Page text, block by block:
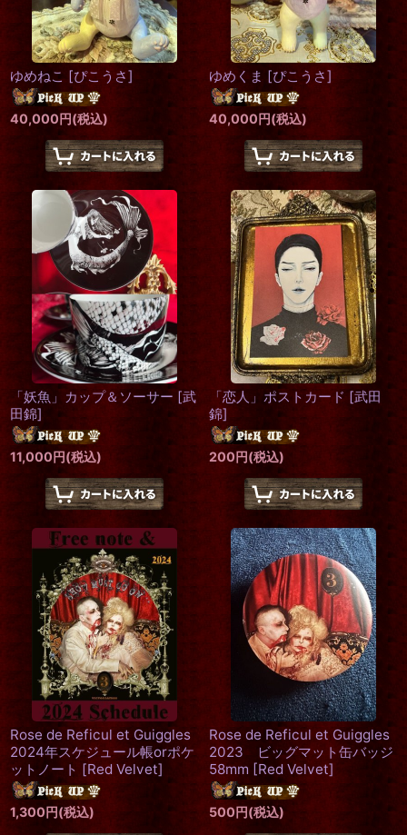
ゆめねこ [ぴこうさ]
40,000円(税込)
ゆめくま [ぴこうさ]
40,000円(税込)
「妖魚」カップ＆ソーサー [武
田錦]
11,000円(税込)
「恋人」ポストカード [武田
錦]
200円(税込)
Rose de Reficul et Guiggles
2024年スケジュール帳orポケ
ットノート [Red Velvet]
1,300円(税込)
Rose de Reficul et Guiggles
2023 ビッグマット缶バッジ
58mm [Red Velvet]
500円(税込)